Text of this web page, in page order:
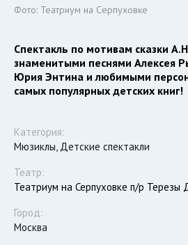
Фото: Театриум на Серпуховке
Спектакль по мотивам сказки
знаменитыми песнями Алексея
Юрия Энтина и любимыми
самых популярных детских книг!
Категория:
Мюзиклы, Детские спектакли
Театр:
Театриум на Серпуховке п/р Терезы
Город:
Москва